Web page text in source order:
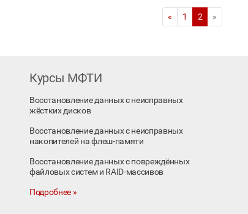
« 1 2 »
Курсы МФТИ
Восстановление данных с неисправных
жёстких дисков
Восстановление данных с неисправных
накопителей на флеш-памяти
Восстановление данных с повреждённых
файловых систем и RAID-массивов
Подробнее »